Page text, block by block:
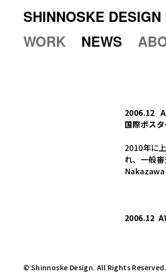
SHINNOSKE DESIGN
WORK
NEWS
2006.12
国際ポス
2010年に
れ、一般
Nakazawa
2006.12
© Shinnoske Design. All Rights Reserved.